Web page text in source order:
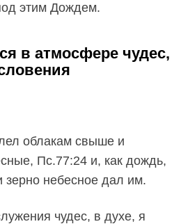
этим Дождем.
в атмосфере чудес,
облакам свыше и
Пс.77:24 и, как дождь,
зерно небесное дал им.
чудес, в духе, я